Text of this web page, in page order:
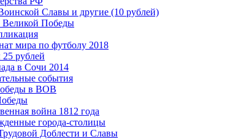
Славы и другие (10 рублей)
Победы
мира по футболу 2018
рублей
в Сочи 2014
события
в ВОВ
война 1812 года
города-столицы
Доблести и Славы